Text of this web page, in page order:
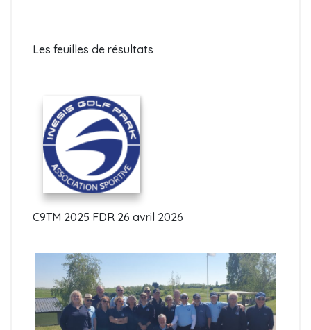
Les feuilles de résultats
C9TM 2025 FDR 26 avril 2026